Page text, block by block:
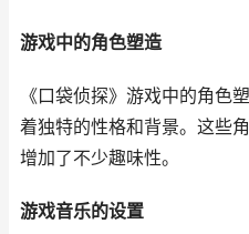
游戏中的角色塑造
《口袋侦探》游戏中的角色
着独特的性格和背景。这些
增加了不少趣味性。
游戏音乐的设置